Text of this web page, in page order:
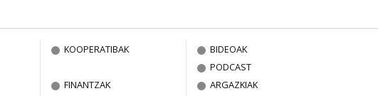
KOOPERATIBAK
FINANTZAK
BIDEOAK
PODCAST
ARGAZKIAK